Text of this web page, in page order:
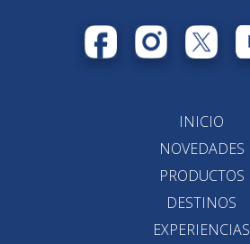
INICIO
NOVEDADES
PRODUCTOS
DESTINOS
EXPERIENCIAS